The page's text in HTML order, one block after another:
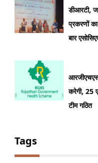
डीआरटी,
प्रकरणों
बार
करेगी, 25
टीम गठित
Tags